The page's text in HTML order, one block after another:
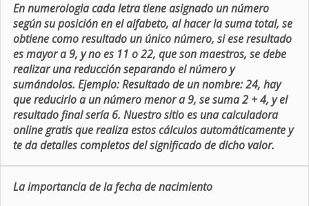
En numerologia cada letra tiene asignado un número
según su posición en el alfabeto, al hacer la suma total, se
obtiene como resultado un único número, si ese resultado
es mayor a 9, y no es 11 o 22, que son maestros, se debe
realizar una reducción separando el número y
sumándolos. Ejemplo: Resultado de un nombre: 24, hay
que reducirlo a un número menor a 9, se suma 2 + 4, y el
resultado final sería 6. Nuestro sitio es una calculadora
online gratis que realiza estos cálculos automáticamente y
te da detalles completos del significado de dicho valor.
La importancia de la fecha de nacimiento